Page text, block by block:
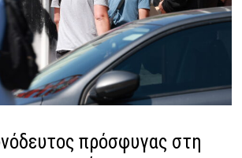
πρόσφυγας στη